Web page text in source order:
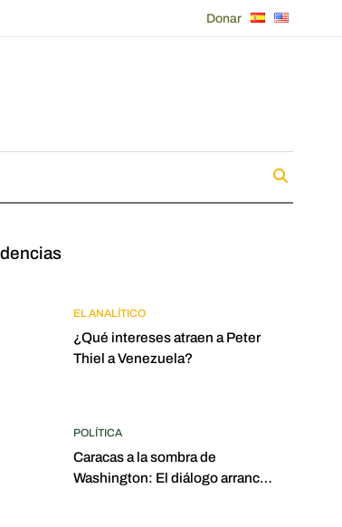
Donar
EL ANALÍTICO
¿Qué intereses atraen a Peter
Thiel a Venezuela?
POLÍTICA
Caracas a la sombra de
Washington: El diálogo arrancó